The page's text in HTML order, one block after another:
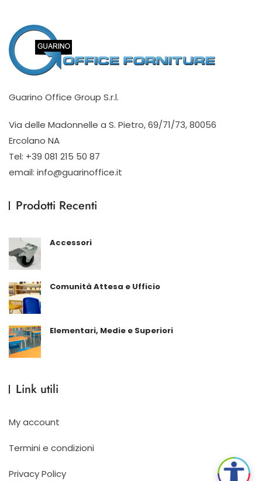
Guarino Office Group S.r.l.
Via delle Madonnelle a S. Pietro, 69/71/73, 80056
Ercolano NA
Tel: +39 081 215 50 87
email: info@guarinoffice.it
Prodotti Recenti
Accessori
Comunità Attesa e Ufficio
Elementari, Medie e Superiori
Link utili
My account
Termini e condizioni
Privacy Policy